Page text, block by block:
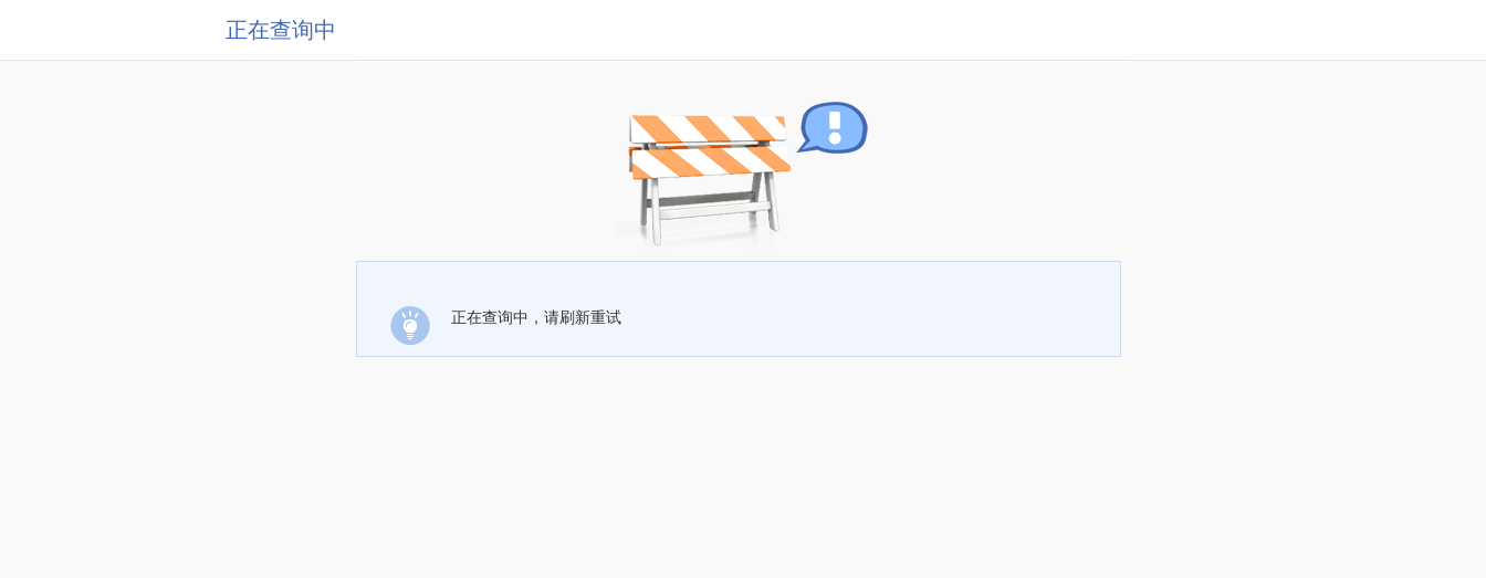
正在查询中
正在查询中，请刷新重试